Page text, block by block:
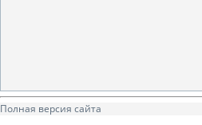
Полная версия сайта